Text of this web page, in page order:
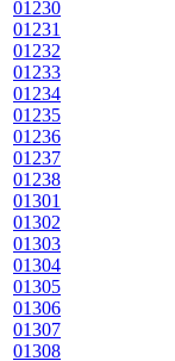
01230
01231
01232
01233
01234
01235
01236
01237
01238
01301
01302
01303
01304
01305
01306
01307
01308